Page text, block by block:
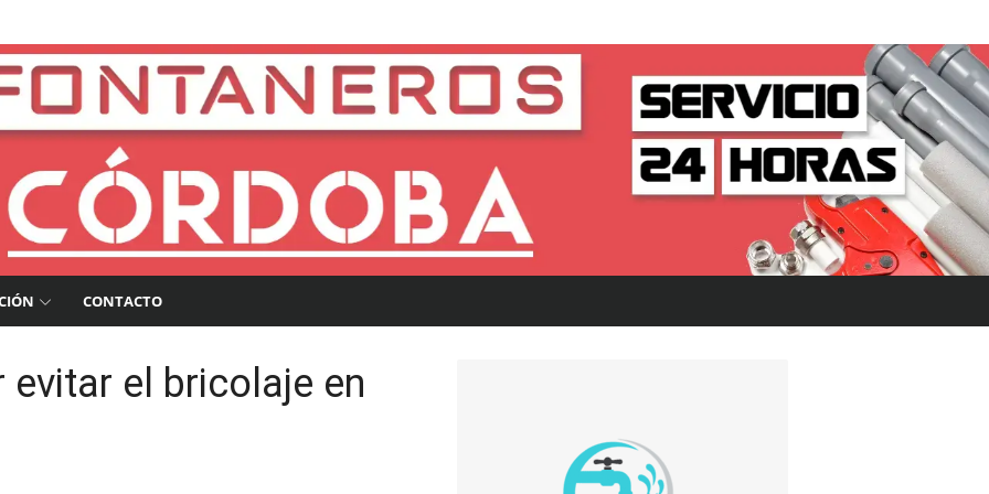
CONTACTO
evitar el bricolaje en